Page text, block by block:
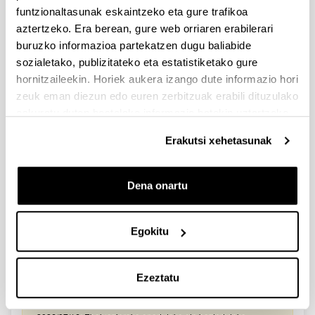
funtzionaltasunak eskaintzeko eta gure trafikoa
aztertzeko. Era berean, gure web orriaren erabilerari
buruzko informazioa partekatzen dugu baliabide
sozialetako, publizitateko eta estatistiketako gure
hornitzaileekin. Horiek aukera izango dute informazio hori
zeuk eman diezun edo euren zerbitzuak erabili dituzulako
Erakutsi xehetasunak
Dena onartu
Egokitu
Ezeztatu
2026/03/25. Onartutako eta baztertutako eskabideen behin-
behineko zerrendako akatsen zuzenketa - 2026/03/23-
Onartuak izan diren eta akatsen bat zuzendu behar duten
eskaeren behin-behineko zerrenda. Alegazioak aurkezteko
epea: 2026/03/24tik 2026/04/09rarte. (biak barne)
Zientzia, Teknologia eta Berrikuntza arloetako kultura
sustatzeko laguntzen deialdia (FECYT) 2026
Aurkezteko epea zabalik: 2026/07/01 - 2026/09/16 13:00
Dokumentazioa bidaltzeko barne-epea: bakarkako
2026/09/11
PROGRAMME 2027
IKERTZAILE DOKTOREAK UPV/EHUn KONTRATATZEKO
DEIALDIA (2026)
Izapide irekia (Eskaerak aurkezteko epea: 2026/06/03 - 2026/06/25
23:59)